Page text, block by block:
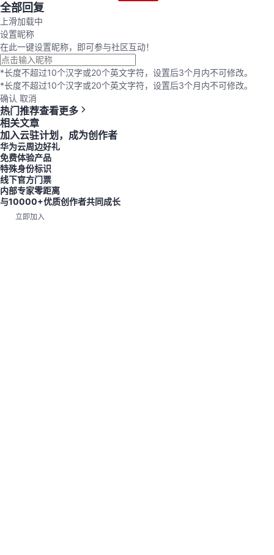
全部回复
上滑加载中
设置昵称
在此一键设置昵称，即可参与社区互动！
*长度不超过10个汉字或20个英文字符，设置后3个月内不可修改。
*长度不超过10个汉字或20个英文字符，设置后3个月内不可修改。
确认 取消
热门推荐查看更多
相关文章
加入云驻计划，成为创作者
华为云周边好礼
免费体验产品
特殊身份标识
线下官方门票
内部专家零距离
与10000+优质创作者共同成长
立即加入